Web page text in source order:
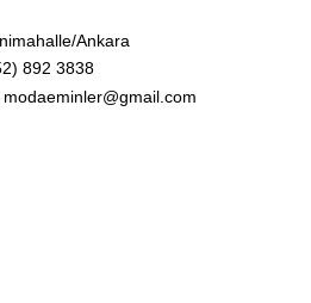
Ankara
892 3838
modaeminler@gmail.com